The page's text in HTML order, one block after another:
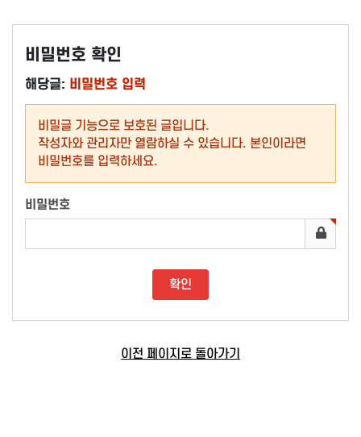
비밀번호 확인
해당글: 비밀번호 입력
비밀글 기능으로 보호된 글입니다.
작성자와 관리자만 열람하실 수 있습니다. 본인이라면
비밀번호를 입력하세요.
비밀번호
이전 페이지로 돌아가기